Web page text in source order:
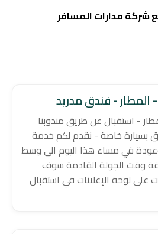
شركة مدارات المسافر
- المطار - فندق مدريد
- استقبال عن طريق مندوبنا
بسيارة خاصة - نقدم لكم خدمة
في مساء هذا اليوم الى وسط
وقت الجولة القادمة سوف
على لوحة الإعلانات في استقبال